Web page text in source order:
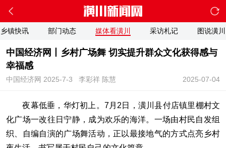
乡镇快讯 部门动态 媒体看潢川 采访札记 图说潢川
中国经济网丨乡村广场舞 切实提升群众文化获得感与
幸福感
2025-07-04
中国经济网 2025-7-3 李彩祥 陈慧
夜幕低垂，华灯初上。7月2日，潢川县付店镇里棚村文
化广场一改往日宁静，成为欢乐的海洋。一场由村民自发组
织、自编自演的广场舞活动，正以最接地气的方式点亮乡村